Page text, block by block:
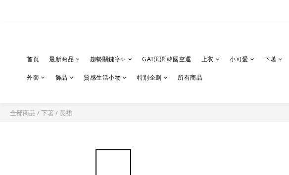
首頁 最新商品 趨勢關鍵字✨ GAT🇰🇷韓國空運 上衣 小可愛 下著
外套 飾品 質感生活小物 特別企劃 所有商品
全部商品 /下著 /長裙